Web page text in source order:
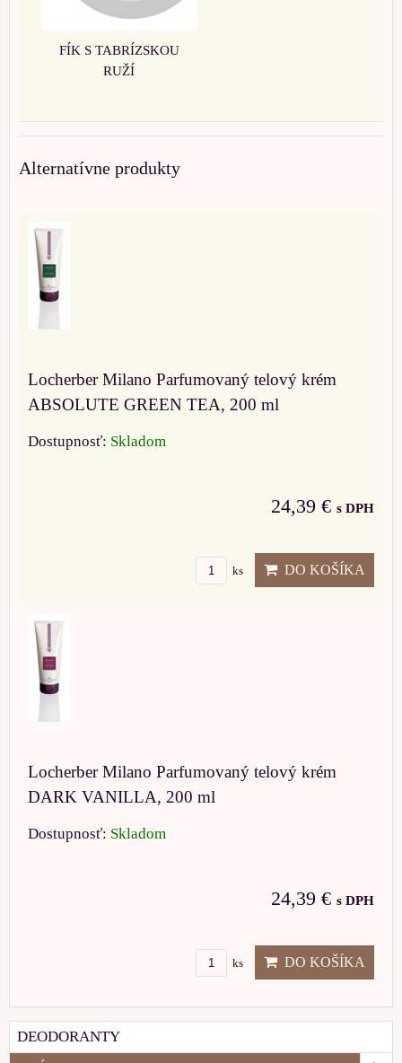
FÍK S TABRÍZSKOU
RUŽÍ
Alternatívne produkty
Locherber Milano Parfumovaný telový krém
ABSOLUTE GREEN TEA, 200 ml
Dostupnosť: Skladom
24,39 € s DPH
ks DO KOŠÍKA
Locherber Milano Parfumovaný telový krém
DARK VANILLA, 200 ml
Dostupnosť: Skladom
24,39 € s DPH
ks DO KOŠÍKA
DEODORANTY